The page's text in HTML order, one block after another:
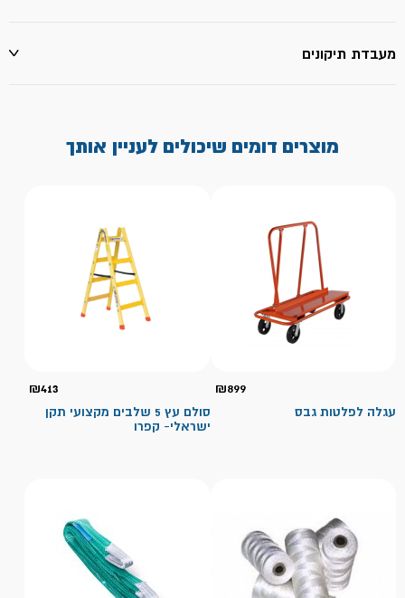
מעבדת תיקונים
מוצרים דומים שיכולים לעניין אותך
₪899
עגלה לפלטות גבס
₪413
סולם עץ 5 שלבים מקצועי תקן
ישראלי- קפרו